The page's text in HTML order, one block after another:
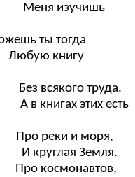
изучишь
ты тогда
Любую книгу
всякого труда.
книгах этих есть
реки и моря,
круглая Земля.
космонавтов,